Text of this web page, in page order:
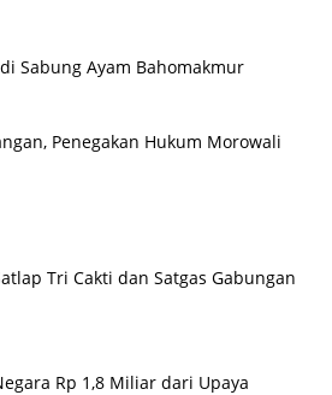
Sabung Ayam Bahomakmur
Penegakan Hukum Morowali
Tri Cakti dan Satgas Gabungan
Rp 1,8 Miliar dari Upaya